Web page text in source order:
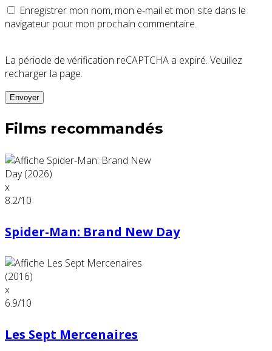
Enregistrer mon nom, mon e-mail et mon site dans le
navigateur pour mon prochain commentaire.
La période de vérification reCAPTCHA a expiré. Veuillez
recharger la page.
Films recommandés
x
8.2/10
Spider-Man: Brand New Day
x
6.9/10
Les Sept Mercenaires